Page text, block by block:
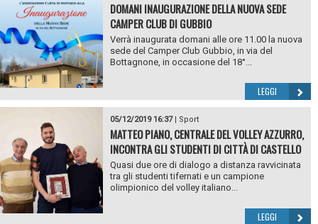
DOMANI INAUGURAZIONE DELLA NUOVA SEDE
CAMPER CLUB DI GUBBIO
Verrà inaugurata domani alle ore 11.00 la nuova
sede del Camper Club Gubbio, in via del
Bottagnone, in occasione del 18°...
LEGGI
05/12/2019 16:37| Sport
MATTEO PIANO, CENTRALE DEL VOLLEY AZZURRO,
INCONTRA GLI STUDENTI DI CITTÀ DI CASTELLO
Quasi due ore di dialogo a distanza ravvicinata
tra gli studenti tifernati e un campione
olimpionico del volley italiano...
LEGGI